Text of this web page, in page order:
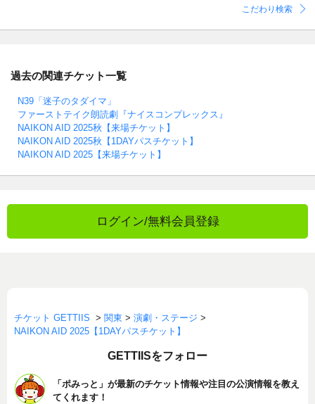
こだわり検索
過去の関連チケット一覧
N39「迷子のタダイマ」
ファーストテイク朗読劇『ナイスコンプレックス』
NAIKON AID 2025秋【来場チケット】
NAIKON AID 2025秋【1DAYパスチケット】
NAIKON AID 2025【来場チケット】
ログイン/無料会員登録
チケット GETTIIS > 関東 > 演劇・ステージ >
NAIKON AID 2025【1DAYパスチケット】
GETTIISをフォロー
「ポみっと」が最新のチケット情報や注目の公演情報を教え
てくれます！